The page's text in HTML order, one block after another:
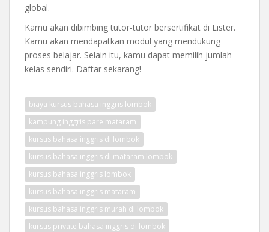
global.
Kamu akan dibimbing tutor-tutor bersertifikat di Lister.
Kamu akan mendapatkan modul yang mendukung
proses belajar. Selain itu, kamu dapat memilih jumlah
kelas sendiri. Daftar sekarang!
biaya kursus bahasa inggris lombok
kampung inggris pare mataram
kursus bahasa inggris di lombok
kursus bahasa inggris di mataram lombok
kursus bahasa inggris lombok
kursus bahasa inggris mataram
kursus bahasa inggris murah di lombok
kursus private bahasa inggris di lombok